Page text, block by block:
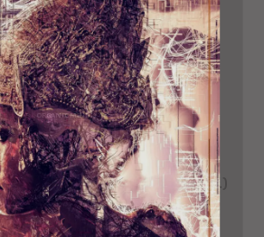
SEJARAH
SINGA WILWATIKTA
INFO HERBAL
Beluntas (Pluchea India [L.] Less.)
ORGANIC MIND